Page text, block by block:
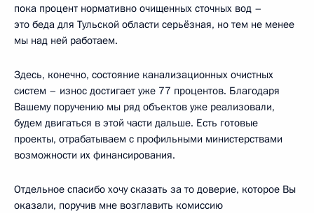
пока процент нормативно очищенных сточных вод –
это беда для Тульской области серьёзная, но тем не менее
мы над ней работаем.
Здесь, конечно, состояние канализационных очистных
систем – износ достигает уже 77 процентов. Благодаря
Вашему поручению мы ряд объектов уже реализовали,
будем двигаться в этой части дальше. Есть готовые
проекты, отрабатываем с профильными министерствами
возможности их финансирования.
Отдельное спасибо хочу сказать за то доверие, которое Вы
оказали, поручив мне возглавить комиссию